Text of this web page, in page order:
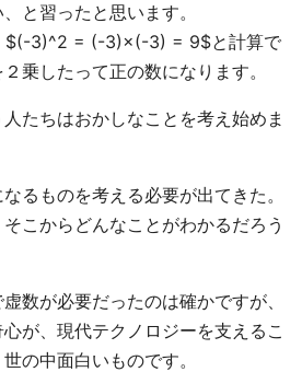
と習ったと思います。
$(-3)^2 = (-3)×(-3) = 9$と計算で
乗したって正の数になります。
たちはおかしなことを考え始めま
るものを考える必要が出てきた。
こからどんなことがわかるだろう
数が必要だったのは確かですが、
が、現代テクノロジーを支えるこ
の中面白いものです。